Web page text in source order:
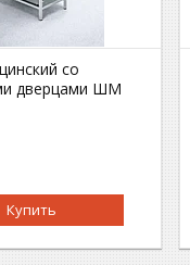
со
дверцами ШМ
Купить